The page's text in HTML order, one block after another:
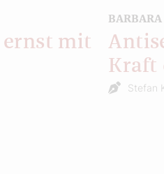
ernst mit
Kraft
Stefan